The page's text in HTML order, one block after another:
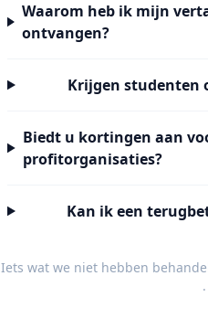
Waarom heb ik mijn
ontvangen?
Krijgen studenten
Biedt u kortingen aan
profitorganisaties?
Kan ik een
Iets wat we niet hebben
.